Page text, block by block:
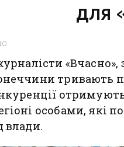
для
тривають
особами, які
влади.